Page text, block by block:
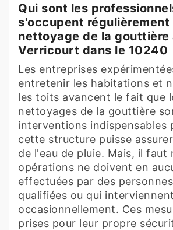
Qui sont les
s'occupent régulièrement
nettoyage de la gouttière
Verricourt dans le 10240
Les entreprises
entretenir les habitations et
les toits avancent le fait que
nettoyages de la gouttière
interventions indispensables
cette structure puisse
de l'eau de pluie. Mais, il faut
opérations ne doivent en
effectuées par des
qualifiées ou qui interviennent
occasionnellement. Ces
prises pour leur propre